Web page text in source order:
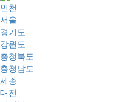
인천
서울
경기도
강원도
충청북도
충청남도
세종
대전